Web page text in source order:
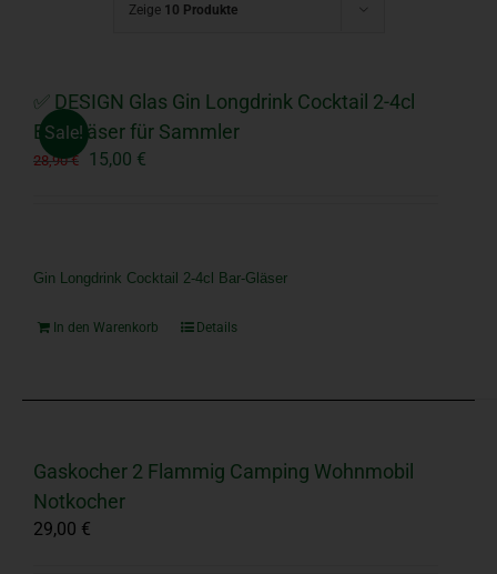
Zeige 10 Produkte
Sale!
✅ DESIGN Glas Gin Longdrink Cocktail 2-4cl
Bar-Gläser für Sammler
28,90€
Ursprünglicher
15,00 €
Gin Longdrink Cocktail 2-4cl Bar-Gläser
In den Warenkorb Details
Gaskocher 2 Flammig Camping Wohnmobil
Notkocher
29,00 €